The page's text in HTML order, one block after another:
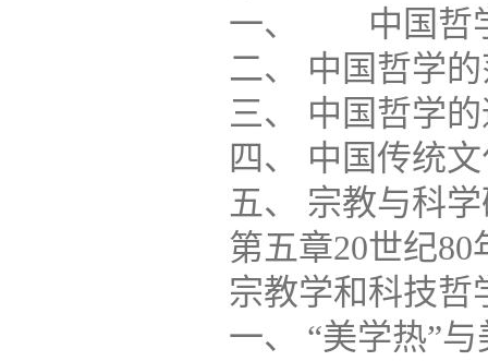
一、 中国哲学
二、 中国哲学
三、 中国哲学
四、 中国传统
五、 宗教与科学
第五章20世纪
宗教学和科技哲
一、 “美学热”与